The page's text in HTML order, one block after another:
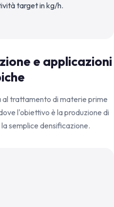
target in kg/h.
e applicazioni
trattamento di materie prime
l'obiettivo è la produzione di
semplice densificazione.